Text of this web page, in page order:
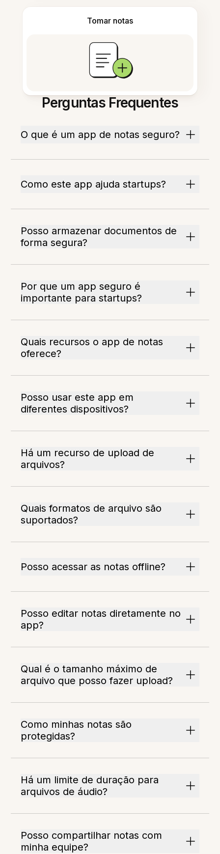
Tomar notas
Perguntas Frequentes
O que é um app de notas seguro?
Como este app ajuda startups?
Posso armazenar documentos de
forma segura?
Por que um app seguro é
importante para startups?
Quais recursos o app de notas
oferece?
Posso usar este app em
diferentes dispositivos?
Há um recurso de upload de
arquivos?
Quais formatos de arquivo são
suportados?
Posso acessar as notas offline?
Posso editar notas diretamente no
app?
Qual é o tamanho máximo de
arquivo que posso fazer upload?
Como minhas notas são
protegidas?
Há um limite de duração para
arquivos de áudio?
Posso compartilhar notas com
minha equipe?